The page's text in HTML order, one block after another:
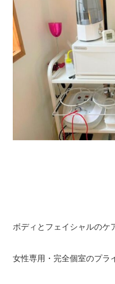
ボディとフェイシャルのケ
女性専用・完全個室のプラ